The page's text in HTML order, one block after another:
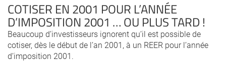
COTISER EN 2001 POUR L’ANNÉE
D’IMPOSITION 2001 … OU PLUS TARD !
Beaucoup d’investisseurs ignorent qu’il est possible de
cotiser, dès le début de l’an 2001, à un REER pour l’année
d’imposition 2001.